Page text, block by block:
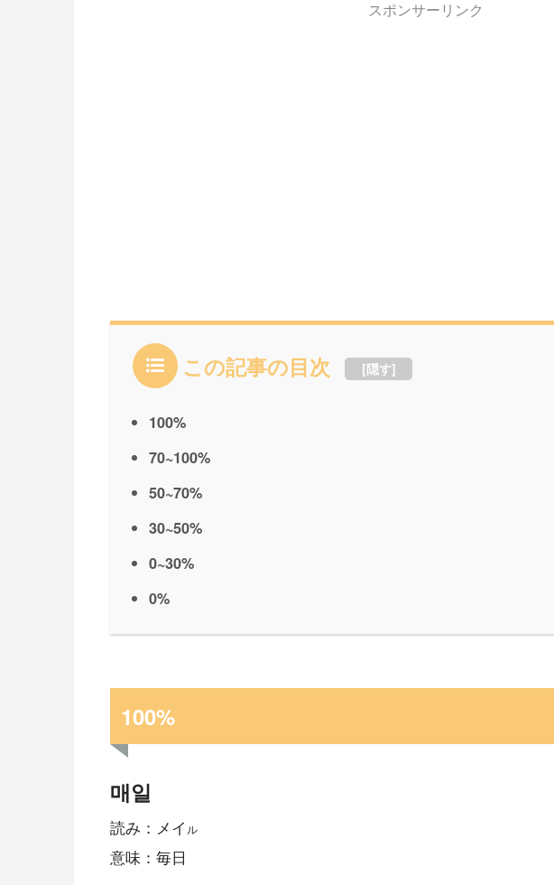
スポンサーリンク
この記事の目次 [隠す]
100%
70~100%
50~70%
30~50%
0~30%
0%
100%
매일
読み：メイ ル
意味：毎日